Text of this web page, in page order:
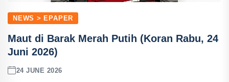
NEWS > EPAPER
Maut di Barak Merah Putih (Koran Rabu, 24
Juni 2026)
24 JUNE 2026